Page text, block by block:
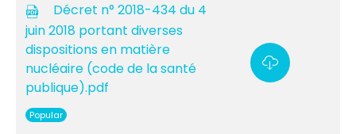
Décret n° 2018-434 du 4
juin 2018 portant diverses
dispositions en matière
nucléaire (code de la santé
publique).pdf
Popular